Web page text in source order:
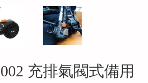
充排氣閥式備用